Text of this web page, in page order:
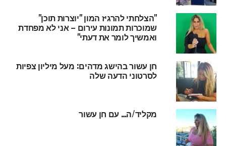
"הצלחתי להרגיז המון "יוצרות תוכן"
שמוכרות תמונות עירום – אני לא מפחדת
ואמשיך לומר את דעתי"
חן עשור בהישג מדהים: מעל מיליון צפיות
לסרטוני הדעה שלה
מקליד/ה… עם חן עשור